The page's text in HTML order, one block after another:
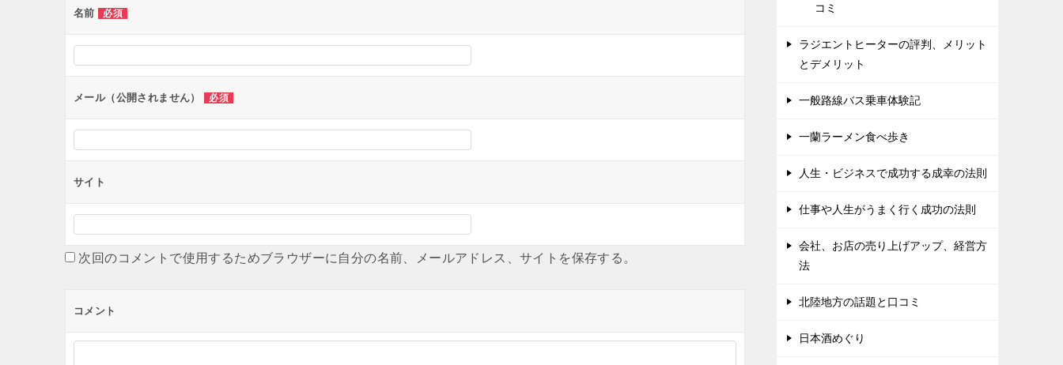
名前 必須
メール（公開されません） 必須
サイト
次回のコメントで使用するためブラウザーに自分の名前、メールアドレス、サイトを保存する。
コメント
コミ
ラジエントヒーターの評判、メリット
とデメリット
一般路線バス乗車体験記
一蘭ラーメン食べ歩き
人生・ビジネスで成功する成幸の法則
仕事や人生がうまく行く成功の法則
会社、お店の売り上げアップ、経営方
法
北陸地方の話題と口コミ
日本酒めぐり